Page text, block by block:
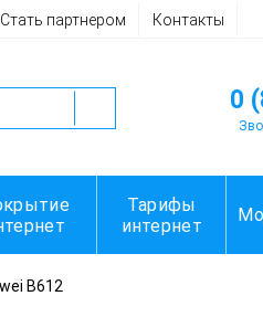
Стать партнером Контакты
0
Тарифы
интернет
B612